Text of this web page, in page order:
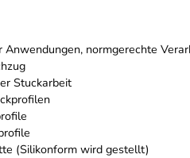
normgerechte
Stuckarbeit
(Silikonform wird gestellt)